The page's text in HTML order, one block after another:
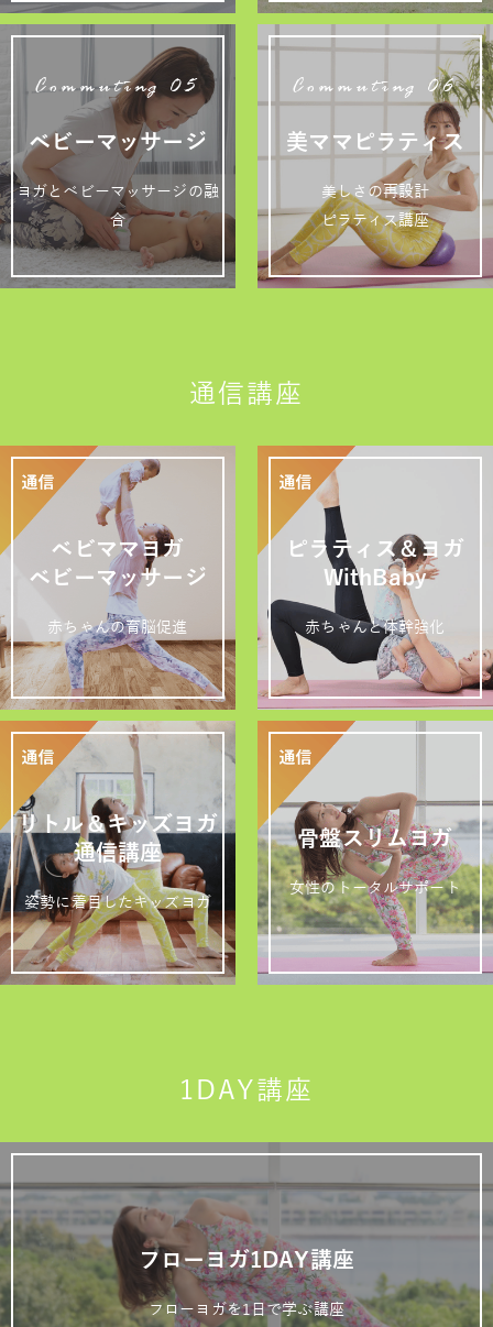
Commuting 05
ベビーマッサージ
ヨガとベビーマッサージの融
合
Commuting 06
美ママピラティス
美しさの再設計
ピラティス講座
通信講座
ベビママヨガ
ベビーマッサージ
赤ちゃんの育脳促進
ピラティス＆ヨガ
WithBaby
赤ちゃんと体幹強化
リトル＆キッズヨガ
通信講座
姿勢に着目したキッズヨガ
骨盤スリムヨガ
女性のトータルサポート
1DAY講座
フローヨガ1DAY講座
フローヨガを1日で学ぶ講座